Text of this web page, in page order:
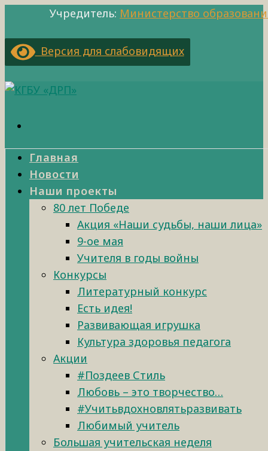
Учредитель: Министерство
Версия для слабовидящих
Главная
Новости
Наши проекты
80 лет Победе
Акция «Наши судьбы, наши лица»
9-ое мая
Учителя в годы войны
Конкурсы
Литературный конкурс
Есть идея!
Развивающая игрушка
Культура здоровья педагога
Акции
#Поздеев Стиль
Любовь – это творчество…
#Учитьвдохновлятьразвивать
Любимый учитель
Большая учительская неделя